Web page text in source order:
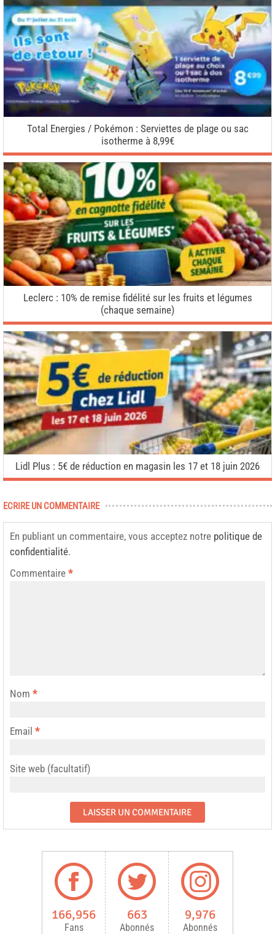
Total Energies / Pokémon : Serviettes de plage ou sac
isotherme à 8,99€
Leclerc : 10% de remise fidélité sur les fruits et légumes
(chaque semaine)
Lidl Plus : 5€ de réduction en magasin les 17 et 18 juin 2026
ECRIRE UN COMMENTAIRE
En publiant un commentaire, vous acceptez notre politique de
confidentialité.
Commentaire *
Nom *
Email *
Site web (facultatif)
166,956
Fans
663
Abonnés
9,976
Abonnés